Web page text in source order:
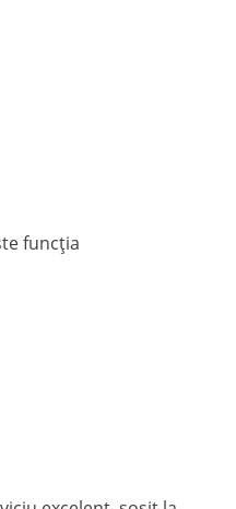
funcția